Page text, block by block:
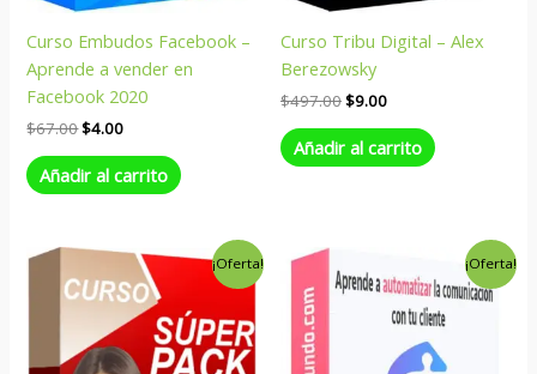
Curso Embudos Facebook –
Aprende a vender en
Facebook 2020
$67.00$4.00
Añadir al carrito
Curso Tribu Digital – Alex
Berezowsky
$497.00$9.00
Añadir al carrito
¡Oferta!
El
precio
original
$47.00.
El
precio
actual
es:
$6.00.
¡Oferta!
precio
original
precio
actual
es: